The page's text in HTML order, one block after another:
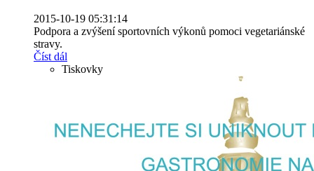
2015-10-19 05:31:14
Podpora a zvýšení sportovních výkonů pomoci vegetariánské
stravy.
Číst dál
Tiskovky